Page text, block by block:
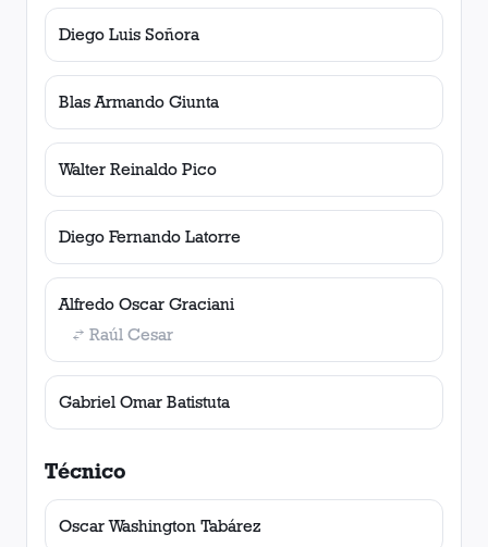
Diego Luis Soñora
Blas Armando Giunta
Walter Reinaldo Pico
Diego Fernando Latorre
Alfredo Oscar Graciani
Raúl Cesar
Gabriel Omar Batistuta
Técnico
Oscar Washington Tabárez